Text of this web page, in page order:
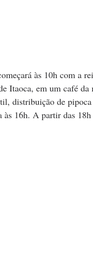
às 10h com a
Itaoca, em um café
distribuição de
às 16h. A partir das